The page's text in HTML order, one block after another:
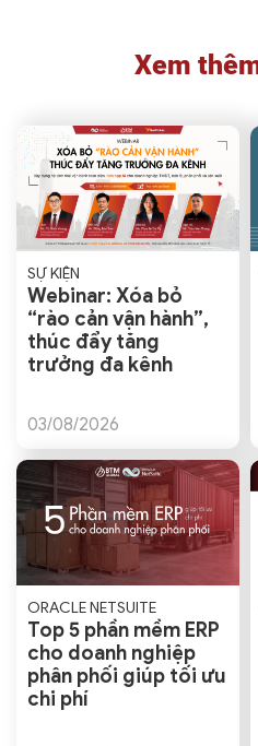
Xem
SỰ KIỆN
Webinar: Xóa bỏ
“rào cản vận hành”,
thúc đẩy tăng
trưởng đa kênh
03/08/2026
ORACLE NETSUITE
Top 5 phần mềm ERP
cho doanh nghiệp
phân phối giúp tối ưu
chi phí